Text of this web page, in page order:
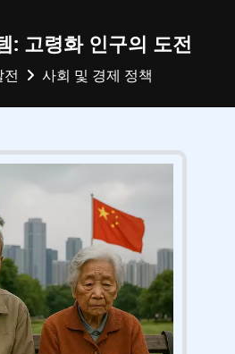
: 고령화 인구의 도전
사회 및 경제 정책